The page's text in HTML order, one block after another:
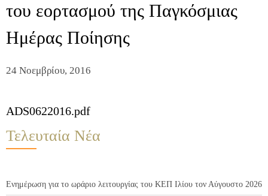
του εορτασμού της Παγκόσμιας
Ημέρας Ποίησης
24 Νοεμβρίου, 2016
ADS0622016.pdf
Τελευταία Νέα
Ενημέρωση για το ωράριο λειτουργίας του ΚΕΠ Ιλίου τον Αύγουστο 2026